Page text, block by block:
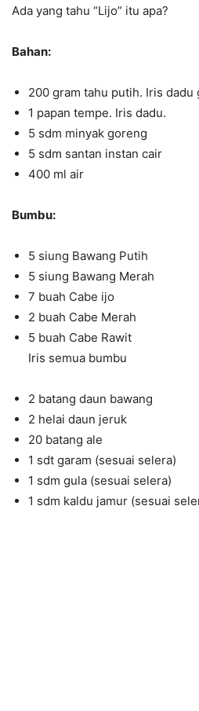
Ada yang tahu “Lijo” itu apa?
Bahan:
200 gram tahu putih. Iris
1 papan tempe. Iris dadu.
5 sdm minyak goreng
5 sdm santan instan cair
400 ml air
Bumbu:
5 siung Bawang Putih
5 siung Bawang Merah
7 buah Cabe ijo
2 buah Cabe Merah
5 buah Cabe Rawit
Iris semua bumbu
2 batang daun bawang
2 helai daun jeruk
20 batang ale
1 sdt garam (sesuai selera)
1 sdm gula (sesuai selera)
1 sdm kaldu jamur (sesuai